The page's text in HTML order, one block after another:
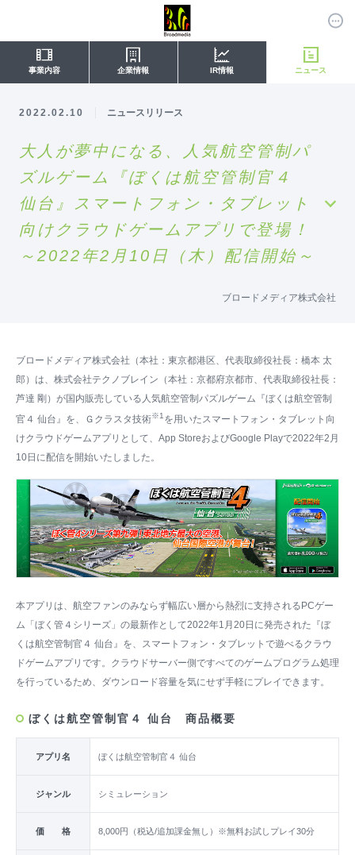
事業内容 企業情報 IR情報 ニュース
2022.02.10 ニュースリリース
大人が夢中になる、人気航空管制パ
ズルゲーム『ぼくは航空管制官４
仙台』スマートフォン・タブレット
向けクラウドゲームアプリで登場！
～2022年2月10日（木）配信開始～
ブロードメディア株式会社
ブロードメディア株式会社（本社：東京都港区、代表取締役社長：橋本 太
郎）は、株式会社テクノブレイン（本社：京都府京都市、代表取締役社長：
芦達 剛）が国内販売している人気航空管制パズルゲーム『ぼくは航空管制
官４ 仙台』を、Ｇクラスタ技術※1 を用いたスマートフォン・タブレット向
けクラウドゲームアプリとして、App StoreおよびGoogle Playで2022年2月
10日に配信を開始いたしました。
本アプリは、航空ファンのみならず幅広い層から熱烈に支持されるPCゲー
ム「ぼく管４シリーズ」の最新作として2022年1月20日に発売された『ぼ
くは航空管制官４ 仙台』を、スマートフォン・タブレットで遊べるクラウ
ドゲームアプリです。クラウドサーバー側ですべてのゲームプログラム処理
を行っているため、ダウンロード容量を気にせず手軽にプレイできます。
ぼくは航空管制官４ 仙台 商品概要
アプリ名 ぼくは航空管制官４ 仙台
ジャンル シミュレーション
価 格 8,000円（税込/追加課金無し）※無料お試しプレイ30分